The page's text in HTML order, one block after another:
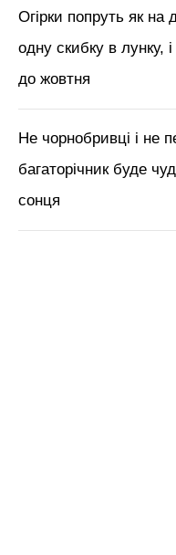
Огірки попруть як на
одну скибку в лунку,
до жовтня
Не чорнобривці і не
багаторічник буде
сонця